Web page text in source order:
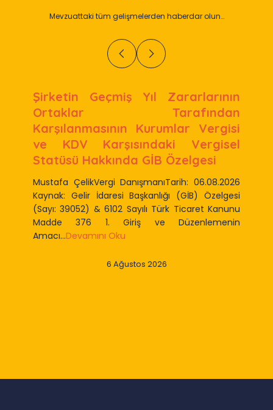
Mevzuattaki tüm gelişmelerden haberdar olun…
Şirketin Geçmiş Yıl Zararlarının
Ortaklar Tarafından
Karşılanmasının Kurumlar Vergisi
ve KDV Karşısındaki Vergisel
Statüsü Hakkında GİB Özelgesi
Mustafa ÇelikVergi DanışmanıTarih: 06.08.2026
Kaynak: Gelir İdaresi Başkanlığı (GİB) Özelgesi
(Sayı: 39052) & 6102 Sayılı Türk Ticaret Kanunu
Madde 376 1. Giriş ve Düzenlemenin
Amacı...Devamını Oku
6 Ağustos 2026